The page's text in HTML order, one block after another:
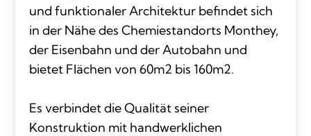
und funktionaler Architektur befindet sich
in der Nähe des Chemiestandorts Monthey,
der Eisenbahn und der Autobahn und
bietet Flächen von 60m2 bis 160m2.
Es verbindet die Qualität seiner
Konstruktion mit handwerklichen